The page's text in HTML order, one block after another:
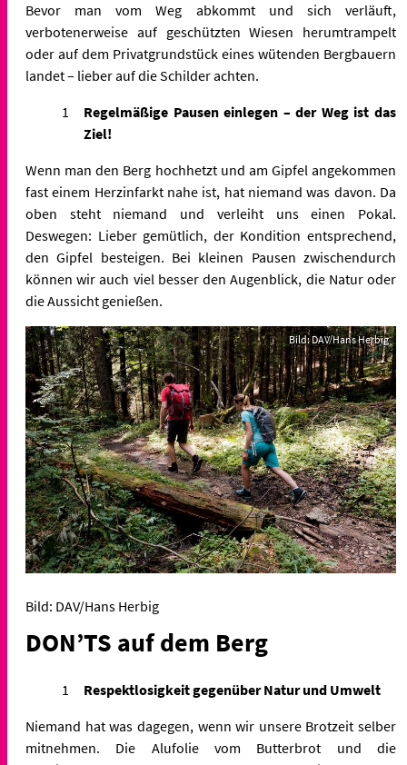
Bevor man vom Weg abkommt und sich verläuft,
verbotenerweise auf geschützten Wiesen herumtrampelt
oder auf dem Privatgrundstück eines wütenden Bergbauern
landet – lieber auf die Schilder achten.
Regelmäßige Pausen einlegen – der Weg ist das
Ziel!
Wenn man den Berg hochhetzt und am Gipfel angekommen
fast einem Herzinfarkt nahe ist, hat niemand was davon. Da
oben steht niemand und verleiht uns einen Pokal.
Deswegen: Lieber gemütlich, der Kondition entsprechend,
den Gipfel besteigen. Bei kleinen Pausen zwischendurch
können wir auch viel besser den Augenblick, die Natur oder
die Aussicht genießen.
Bild: DAV/Hans Herbig
Bild: DAV/Hans Herbig
DON’TS auf dem Berg
Respektlosigkeit gegenüber Natur und Umwelt
Niemand hat was dagegen, wenn wir unsere Brotzeit selber
mitnehmen. Die Alufolie vom Butterbrot und die